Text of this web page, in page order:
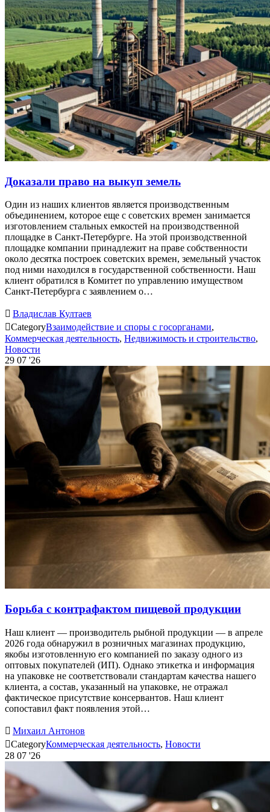
Доказали право на выкуп земель
Один из наших клиентов является производственным
объединением, которое еще с советских времен занимается
изготовлением стальных емкостей на производственной
площадке в Санкт-Петербурге. На этой производственной
площадке компании принадлежит на праве собственности
около десятка построек советских времен, земельный участок
под ними находился в государственной собственности. Наш
клиент обратился в Комитет по управлению имуществом
Санкт-Петербурга с заявлением о…
 Владислав Култаев
CategoryВзаимодействие и споры с госорганами,
Коммерческая деятельность, Недвижимость и строительство,
Новости
29 07 '26
Борьба с контрафактом пищевой продукции
Наш клиент — производитель рыбной продукции — в апреле
2026 года обнаружил в розничных магазинах продукцию,
якобы изготовленную его компанией по заказу одного из
оптовых покупателей (ИП). Однако этикетка и информация
на упаковке не соответствовали стандартам качества нашего
клиента, а состав, указанный на упаковке, не отражал
фактическое присутствие консервантов. Наш клиент
сопоставил факт появления этой…
 Михаил Антонов
CategoryКоммерческая деятельность, Новости
28 07 '26